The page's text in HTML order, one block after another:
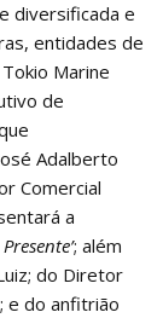
diversificada e
entidades de
Marine
de
Adalberto
Comercial
a
; além
do Diretor
e do anfitrião